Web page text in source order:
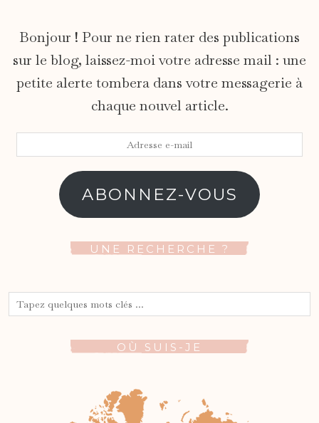
Bonjour ! Pour ne rien rater des publications
sur le blog, laissez-moi votre adresse mail : une
petite alerte tombera dans votre messagerie à
chaque nouvel article.
ABONNEZ-VOUS
UNE RECHERCHE ?
OÙ SUIS-JE